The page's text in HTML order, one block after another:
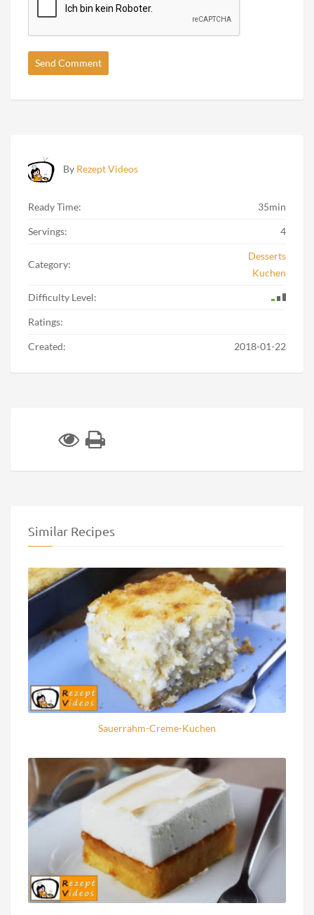
By Rezept Videos
Ready Time: 35min
Servings: 4
Category:
Desserts
Kuchen
Difficulty Level:
Ratings:
Created: 2018-01-22
Similar Recipes
Sauerrahm-Creme-Kuchen